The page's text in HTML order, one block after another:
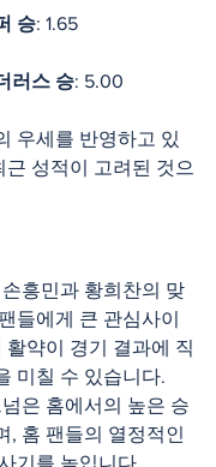
승: 1.65
러스 승: 5.00
우세를 반영하고 있
근 성적이 고려된 것으
손흥민과 황희찬의 맞
들에게 큰 관심사이
활약이 경기 결과에 직
미칠 수 있습니다.
은 홈에서의 높은 승
, 홈 팬들의 열정적인